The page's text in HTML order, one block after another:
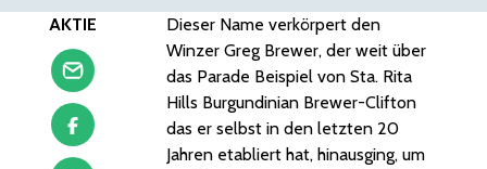
AKTIE
Dieser Name verkörpert den
Winzer Greg Brewer, der weit über
das Parade Beispiel von Sta. Rita
Hills Burgundinian Brewer-Clifton
das er selbst in den letzten 20
Jahren etabliert hat, hinausging, um